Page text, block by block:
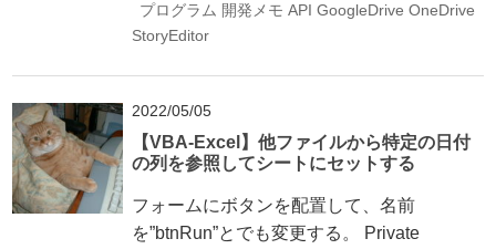
プログラム 開発メモ API GoogleDrive OneDrive
StoryEditor
2022/05/05
【VBA-Excel】他ファイルから特定の日付
の列を参照してシートにセットする
フォームにボタンを配置して、名前
を”btnRun”とでも変更する。 Private